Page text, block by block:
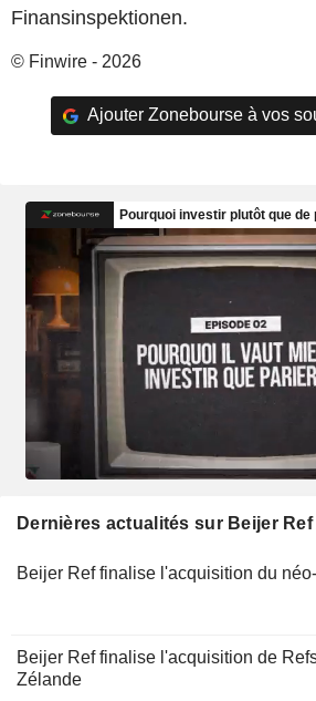
Finansinspektionen.
© Finwire - 2026
Ajouter Zonebourse à vos
Dernières actualités sur Beijer Ref
Beijer Ref finalise l'acquisition du
Beijer Ref finalise l'acquisition de
Zélande